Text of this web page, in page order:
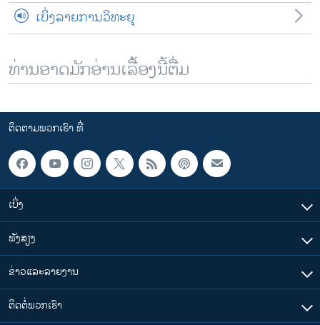
ເບິ່ງລາຍການວິທະຍຸ
ທ່ານອາດມັກອ່ານເລື້ອງນີ້ຕື່ມ
ຕິດຕາມພວກເຮົາ ທີ່
ເບິ່ງ
ຟັງສຽງ
ຂ່າວແລະລາຍງານ
ຕິດຕໍ່ພວກເຮົາ